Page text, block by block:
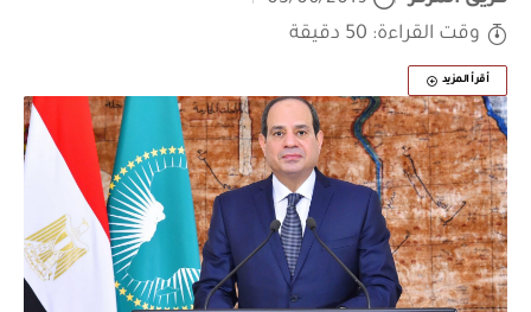
وقت القراءة: 50 دقيقة
أقرأ المزيد